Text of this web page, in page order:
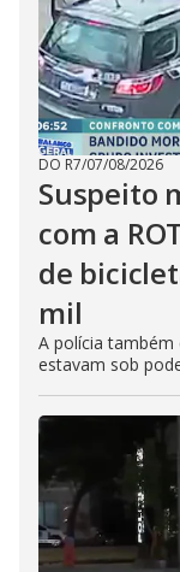
DO R7/07/08/2026
Suspeito
com a
de
mil
A polícia também
estavam sob